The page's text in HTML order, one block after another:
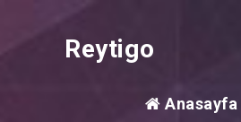
Reytigo
Anasayfa